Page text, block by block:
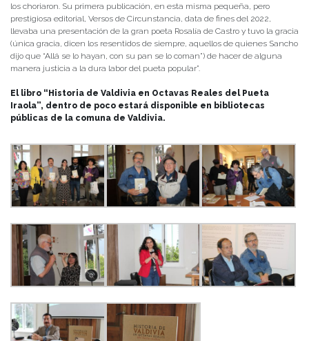
los choriaron. Su primera publicación, en esta misma pequeña, pero
prestigiosa editorial, Versos de Circunstancia, data de fines del 2022,
llevaba una presentación de la gran poeta Rosalía de Castro y tuvo la gracia
(única gracia, dicen los resentidos de siempre, aquellos de quienes Sancho
dijo que “Allá se lo hayan, con su pan se lo coman”) de hacer de alguna
manera justicia a la dura labor del pueta popular”.
El libro “Historia de Valdivia en Octavas Reales del Pueta
Iraola”, dentro de poco estará disponible en bibliotecas
públicas de la comuna de Valdivia.